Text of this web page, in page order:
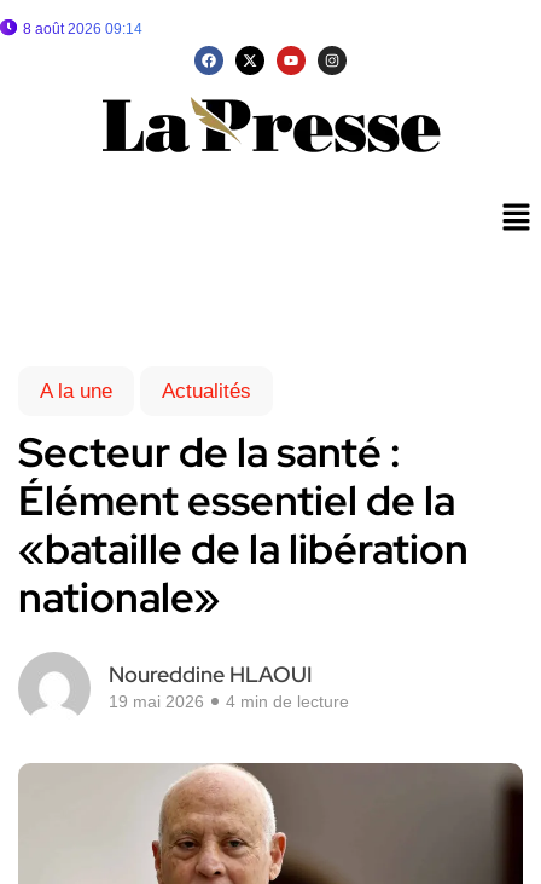
8 août 2026 09:14
A la une Actualités
Secteur de la santé :
Élément essentiel de la
«bataille de la libération
nationale»
Noureddine HLAOUI
19 mai 2026 4 min de lecture